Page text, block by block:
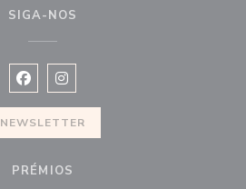
SIGA-NOS
Facebook ((abre numa nova janela))
Instagram ((abre numa nova
NEWSLETTER
PRÉMIOS